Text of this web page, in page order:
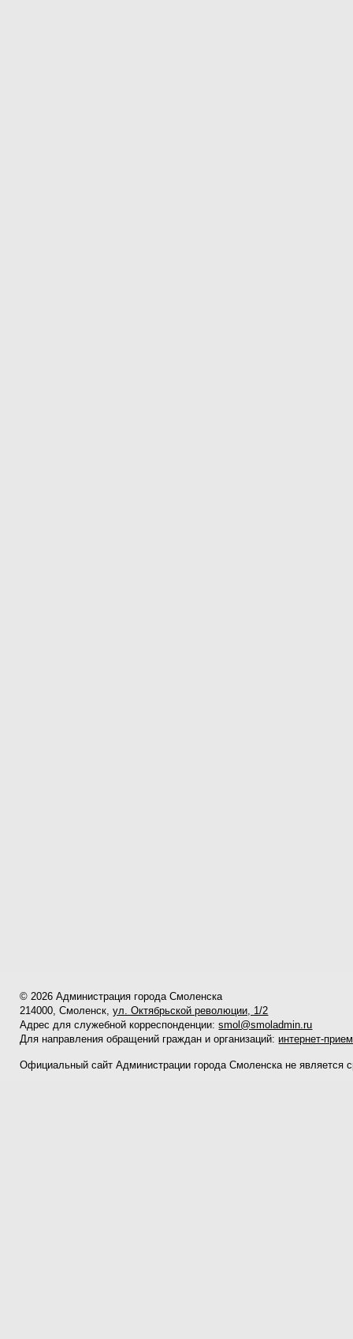
© 2026 Администрация города Смоленска
214000, Смоленск,ул. Октябрьской революции, 1/2
Адрес для служебной корреспонденции:smol@smoladmin.ru
Для направления обращений граждан и организаций: интернет-
Официальный сайт Администрации города Смоленска не является